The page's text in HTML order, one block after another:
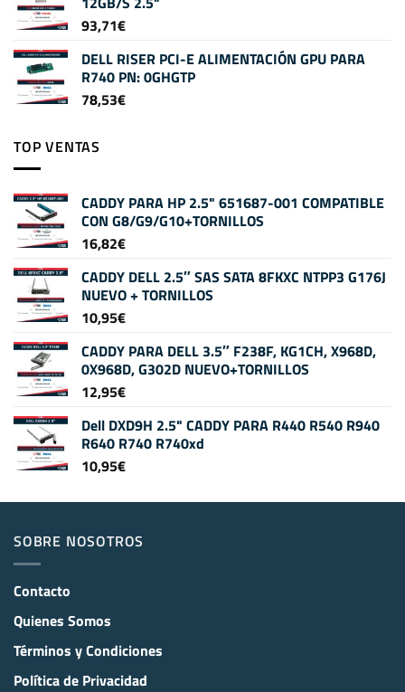
93,71€
DELL RISER PCI-E ALIMENTACIÓN GPU PARA
R740 PN: 0GHGTP
78,53€
TOP VENTAS
CADDY PARA HP 2.5" 651687-001 COMPATIBLE
CON G8/G9/G10+TORNILLOS
16,82€
CADDY DELL 2.5″ SAS SATA 8FKXC NTPP3 G176J
NUEVO + TORNILLOS
10,95€
CADDY PARA DELL 3.5″ F238F, KG1CH, X968D,
0X968D, G302D NUEVO+TORNILLOS
12,95€
Dell DXD9H 2.5" CADDY PARA R440 R540 R940
R640 R740 R740xd
10,95€
SOBRE NOSOTROS
Contacto
Quienes Somos
Términos y Condiciones
Política de Privacidad